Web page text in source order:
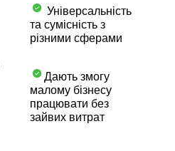
Універсальність
та сумісність з
різними сферами
Дають змогу
малому бізнесу
працювати без
зайвих витрат